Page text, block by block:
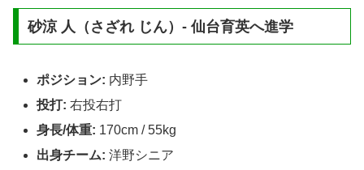
砂涼 人（さざれ じん）- 仙台育英へ進学
ポジション: 内野手
投打: 右投右打
身長/体重: 170cm / 55kg
出身チーム: 洋野シニア